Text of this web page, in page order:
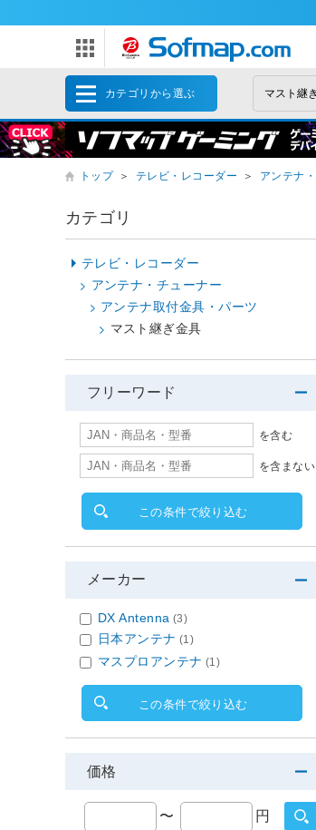
カテゴリから選ぶ
トップ ＞ テレビ・レコーダー ＞ アンテナ
カテゴリ
テレビ・レコーダー
アンテナ・チューナー
アンテナ取付金具・パーツ
マスト継ぎ金具
フリーワード
を含む
を含まない
この条件で絞り込む
メーカー
DX Antenna (3)
日本アンテナ (1)
マスプロアンテナ (1)
この条件で絞り込む
価格
〜 円